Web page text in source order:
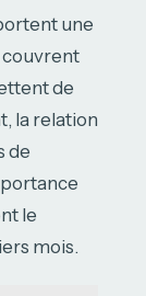
une
couvrent
de
la relation
de
le
mois.